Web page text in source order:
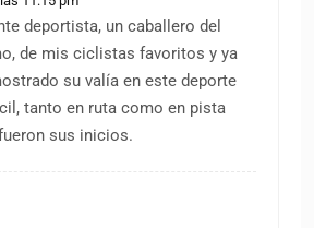
deportista, un caballero del
de mis ciclistas favoritos y ya
su valía en este deporte
tanto en ruta como en pista
sus inicios.